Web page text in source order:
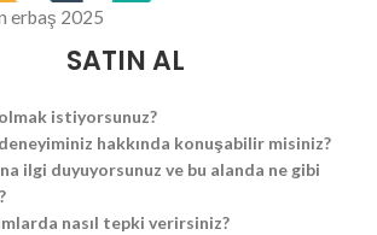
erbaş 2025
SATIN AL
istiyorsunuz?
hakkında konuşabilir misiniz?
ilgi duyuyorsunuz ve bu alanda ne gibi
nasıl tepki verirsiniz?